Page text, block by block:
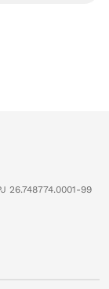
26.748774.0001-99